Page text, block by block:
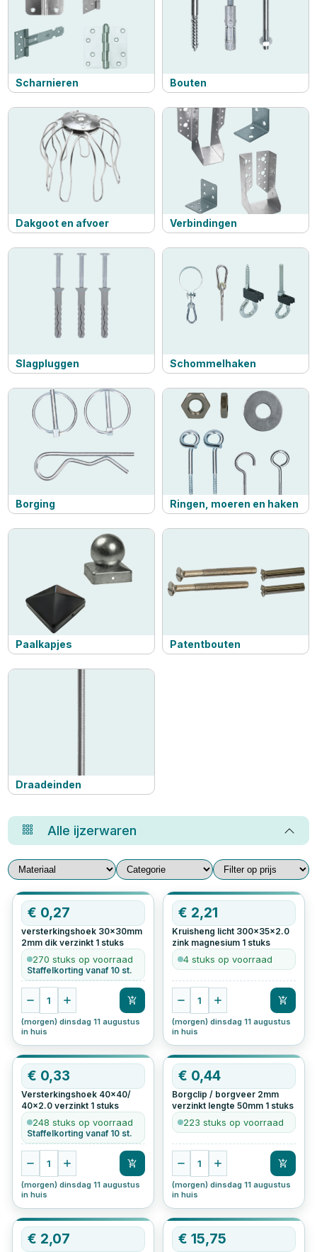
Scharnieren Bouten
Dakgoot en afvoer Verbindingen
Slagpluggen Schommelhaken
Borging Ringen, moeren en haken
Paalkapjes Patentbouten
Draadeinden
Alle ijzerwaren
€ 0,27
versterkingshoek 30x30mm
2mm dik verzinkt 1 stuks
270 stuks op voorraad
Staffelkorting vanaf 10 st.
1
(morgen) dinsdag 11 augustus
in huis
€ 2,21
Kruisheng licht 300x35x2.0
zink magnesium 1 stuks
4 stuks op voorraad
1
(morgen) dinsdag 11 augustus
in huis
€ 0,33
Versterkingshoek 40x40/
40x2.0 verzinkt 1 stuks
248 stuks op voorraad
Staffelkorting vanaf 10 st.
1
(morgen) dinsdag 11 augustus
in huis
€ 0,44
Borgclip / borgveer 2mm
verzinkt lengte 50mm 1 stuks
223 stuks op voorraad
1
(morgen) dinsdag 11 augustus
in huis
OP=OP
€ 2,07 € 15,75